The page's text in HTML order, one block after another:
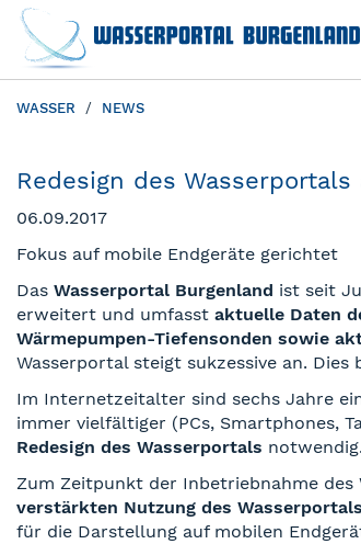
WASSER NEWS
Redesign des
06.09.2017
Fokus auf mobile Endgeräte gerichtet
Das Wasserportal Burgenland ist seit
erweitert und umfasst aktuelle Daten
Wärmepumpen-Tiefensonden sowie
Wasserportal steigt sukzessive an.
Im Internetzeitalter sind sechs Jahre
immer vielfältiger (PCs, Smartphones,
Redesign des Wasserportals notwendig.
Zum Zeitpunkt der Inbetriebnahme
verstärkten Nutzung des
für die Darstellung auf mobilen